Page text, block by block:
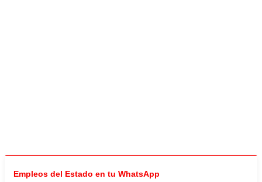
Empleos del Estado en tu WhatsApp